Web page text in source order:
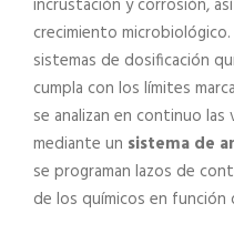
crecimiento
sistemas de dosificación
cumpla con los límites
se analizan en continuo
mediante un sistema de
se programan lazos de
de los químicos en